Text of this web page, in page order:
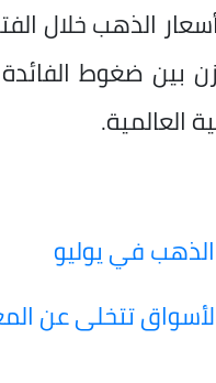
الذهب خلال
بين ضغوط الفائدة
العالمية.
في يوليو
تتخلى عن